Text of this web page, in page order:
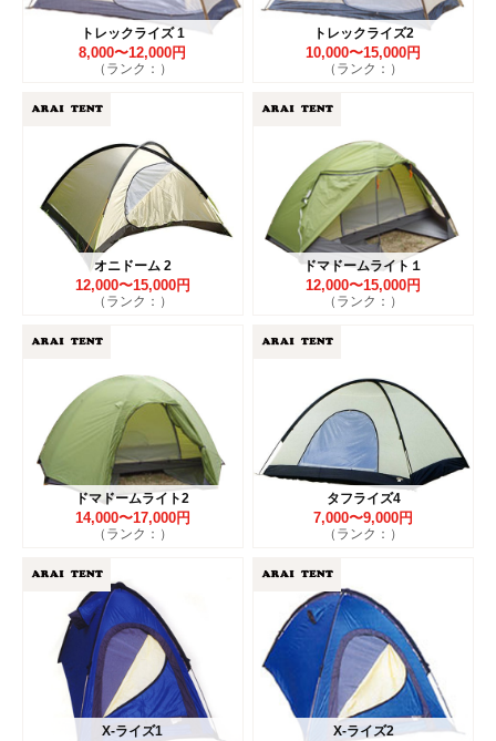
トレックライズ 1
8,000〜12,000円
（ランク：）
トレックライズ2
10,000〜15,000円
（ランク：）
オニドーム 2
12,000〜15,000円
（ランク：）
ドマドームライト１
12,000〜15,000円
（ランク：）
ドマドームライト2
14,000〜17,000円
（ランク：）
タフライズ4
7,000〜9,000円
（ランク：）
X-ライズ1 X-ライズ2